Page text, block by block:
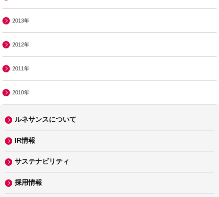
2013年
2012年
2011年
2010年
ルネサンスについて
IR情報
サステナビリティ
採用情報